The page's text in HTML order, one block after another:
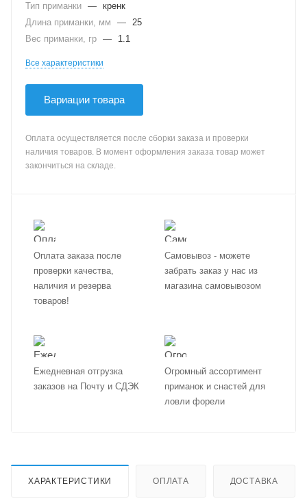
Тип приманки — кренк
Длина приманки, мм
— 25
Вес приманки, гр — 1.1
Все характеристики
Вариации товара
Оплата осуществляется после сборки заказа и проверки
наличия товаров. В момент оформления заказа товар может
закончиться на складе.
Оплата заказа после
проверки качества,
наличия и резерва
товаров!
Самовывоз - можете
забрать заказ у нас из
магазина самовывозом
Ежедневная отгрузка
заказов на Почту и СДЭК
Огромный ассортимент
приманок и снастей для
ловли форели
ХАРАКТЕРИСТИКИ ОПЛАТА ДОСТАВКА